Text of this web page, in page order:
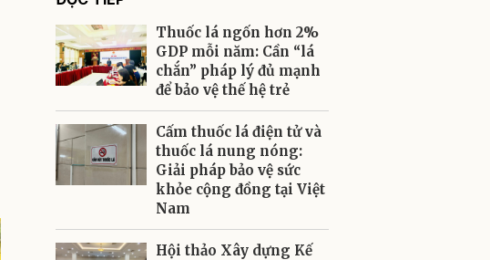
Thuốc lá ngốn hơn 2%
GDP mỗi năm: Cần “lá
chắn” pháp lý đủ mạnh
để bảo vệ thế hệ trẻ
Cấm thuốc lá điện tử và
thuốc lá nung nóng:
Giải pháp bảo vệ sức
khỏe cộng đồng tại Việt
Nam
Hội thảo Xây dựng Kế
Gửi